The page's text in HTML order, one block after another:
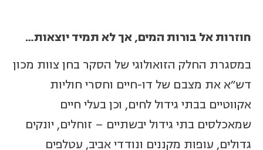
חוזרות אל בורות המים, אך לא תמיד יוצאות…
במסגרת החלק הזואולוגי של הסקר בחן צוות מכון
דש"א את מצבם של דו-חיים וחסרי חוליות
אקווטיים בבתי גידול לחים, וכן בעלי חיים
שמאכלסים בתי גידול יבשתיים – זוחלים, יונקים
גדולים, עופות מקננים ונודדי אביב, עטלפים